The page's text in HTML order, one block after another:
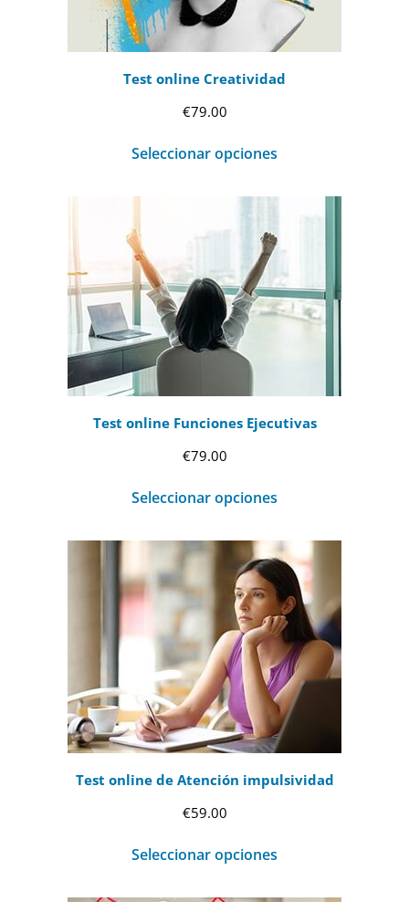
Test online Creatividad
€79.00
Seleccionar opciones
Test online Funciones Ejecutivas
€79.00
Seleccionar opciones
Test online de Atención impulsividad
€59.00
Seleccionar opciones